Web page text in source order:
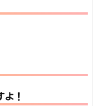
！